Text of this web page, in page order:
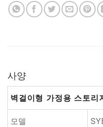
사양
벽걸이형 가정용 스토리
모델